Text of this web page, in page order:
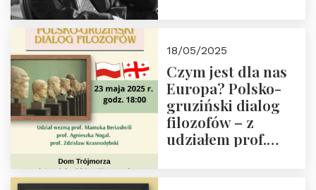
społeczny, członek
Kapituły Nagrody
im. Prezydenta
Lecha
Kaczyńskiego.
Wielki autorytet.
18/05/2025
Czym jest dla nas
Europa? Polsko-
gruziński dialog
filozofów – z
udziałem prof.